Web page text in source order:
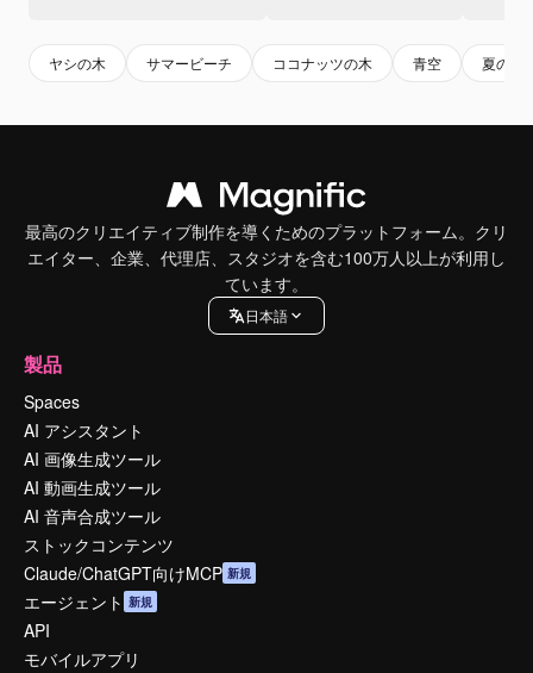
ヤシの木 サマービーチ ココナッツの木 青空 夏の風
最高のクリエイティブ制作を導くためのプラットフォーム。クリ
エイター、企業、代理店、スタジオを含む100万人以上が利用し
ています。
日本語
製品
Spaces
AI アシスタント
AI 画像生成ツール
AI 動画生成ツール
AI 音声合成ツール
ストックコンテンツ
Claude/ChatGPT向けMCP 新規
エージェント 新規
API
モバイルアプリ